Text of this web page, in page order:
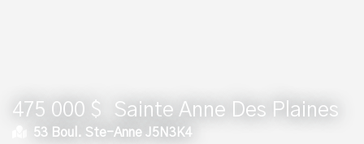
475 000 $ Sainte Anne Des Plaines
53 Boul. Ste-Anne J5N3K4